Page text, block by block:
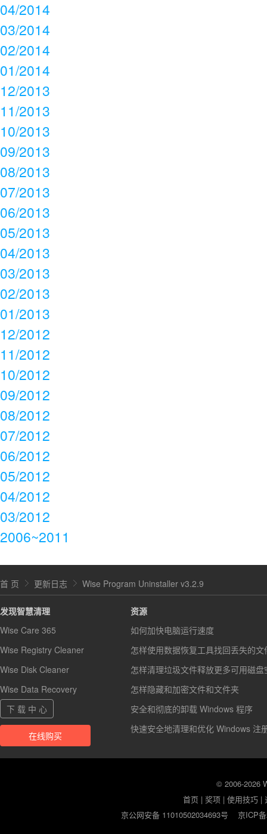
04/2014
03/2014
02/2014
01/2014
12/2013
11/2013
10/2013
09/2013
08/2013
07/2013
06/2013
05/2013
04/2013
03/2013
02/2013
01/2013
12/2012
11/2012
10/2012
09/2012
08/2012
07/2012
06/2012
05/2012
04/2012
03/2012
2006~2011
首 页 更新日志 Wise Program Uninstaller v3.2.9
发现智慧清理
Wise Care 365
Wise Registry Cleaner
Wise Disk Cleaner
Wise Data Recovery
下 载 中 心
在线购买
资源
如何加快电脑运行速度
怎样使用数据恢复工具找回丢失的文
怎样清理垃圾文件释放更多可用磁盘
怎样隐藏和加密文件和文件夹
安全和彻底的卸载 Windows 程序
快速安全地清理和优化 Windows 注
© 2006-2026
首页 |奖项 |使用技巧 |
京公网安备 11010502034693号
京ICP